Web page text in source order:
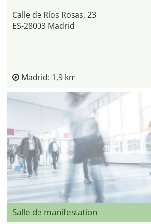
Calle de Ríos Rosas, 23
ES-28003 Madrid
Madrid: 1,9 km
Salle de manifestation